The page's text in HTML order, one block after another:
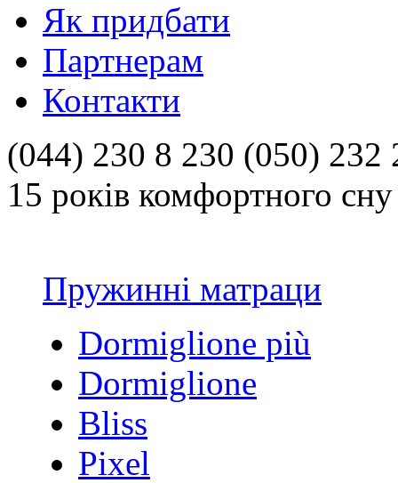
Як придбати
Партнерам
Контакти
(044) 230 8 230 (050) 232
15 років комфортного
Пружинні матраци
Dormiglione più
Dormiglione
Bliss
Pixel